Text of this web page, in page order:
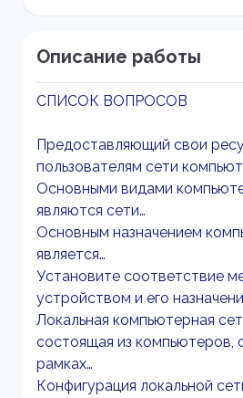
Описание работы
СПИСОК ВОПРОСОВ
Предоставляющий свои
пользователям сети
Основными видами
являются сети…
Основным назначением
является…
Установите соответствие
устройством и его
Локальная компьютерная
состоящая из компьютеров,
рамках…
Конфигурация локальной